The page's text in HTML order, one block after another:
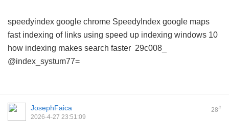
speedyindex google chrome SpeedyIndex google maps
fast indexing of links using speed up indexing windows 10
how indexing makes search faster 29c008_
@index_systum77=
28#
JosephFaica
2026-4-27 23:51:09